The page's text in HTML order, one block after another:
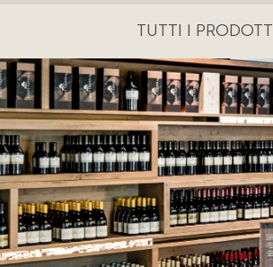
TUTTI I PRODOTTI